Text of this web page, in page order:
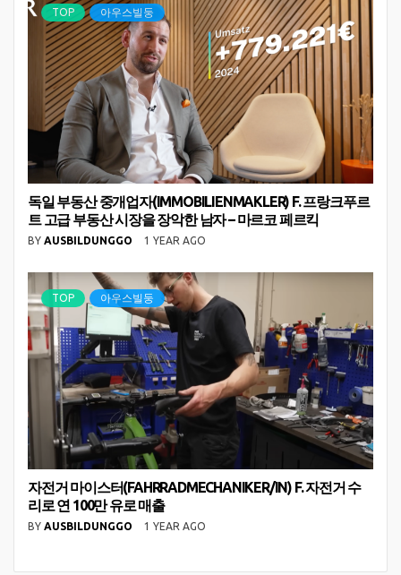
TOP 아우스빌둥
독일 부동산 중개업자(IMMOBILIENMAKLER) F. 프랑크푸르
트 고급 부동산 시장을 장악한 남자 – 마르코 페르킥
BY AUSBILDUNGGO 1 YEAR AGO
TOP 아우스빌둥
자전거 마이스터(FAHRRADMECHANIKER/IN) F. 자전거 수
리로 연 100만 유로 매출
BY AUSBILDUNGGO 1 YEAR AGO